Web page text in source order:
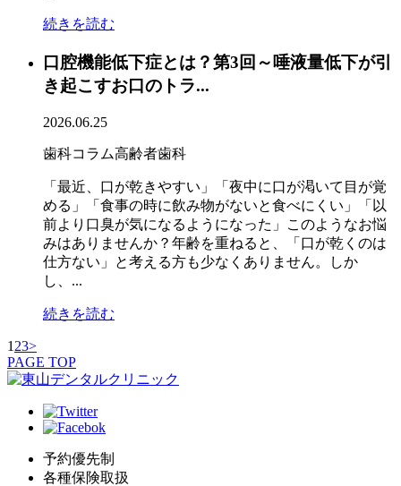
続きを読む
口腔機能低下症とは？第3回～唾液量低下が引
き起こすお口のトラ...
2026.06.25
歯科コラム高齢者歯科
「最近、口が乾きやすい」「夜中に口が渇いて目が覚
める」「食事の時に飲み物がないと食べにくい」「以
前より口臭が気になるようになった」このようなお悩
みはありませんか？年齢を重ねると、「口が乾くのは
仕方ない」と考える方も少なくありません。しか
し、...
続きを読む
1 23>
PAGE TOP
予約優先制
各種保険取扱